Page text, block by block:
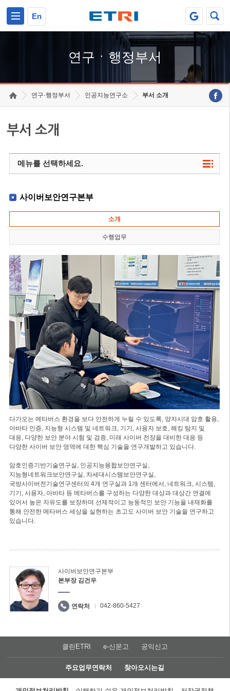
En
연구ㆍ행정부서
연구·행정부서 인공지능연구소 부서 소개
부서 소개
메뉴를 선택하세요.
사이버보안연구본부
소개
수행업무
다가오는 메타버스 환경을 보다 안전하게 누릴 수 있도록, 양자시대 암호 활용,
아바타 인증, 지능형 시스템 및 네트워크, 기기, 사용자 보호, 해킹 탐지 및
대응, 다양한 보안 분야 시험 및 검증, 미래 사이버 전장을 대비한 대응 등
다양한 사이버 보안 영역에 대한 핵심 기술을 연구개발하고 있습니다.
암호인증기반기술연구실, 인공지능융합보안연구실,
지능형네트워크보안연구실, 차세대시스템보안연구실,
국방사이버전기술연구센터의 4개 연구실과 1개 센터에서, 네트워크, 시스템,
기기, 사용자, 아바타 등 메타버스를 구성하는 다양한 대상과 대상간 연결에
있어서 높은 자유도를 보장하며 선제적이고 능동적인 보안 기능을 내재화를
통해 안전한 메타버스 세상을 실현하는 초고도 사이버 보안 기술을 연구하고
있습니다.
사이버보안연구본부
본부장 김건우
연락처 042-860-5427
클린ETRI e-신문고 공익신고
주요업무연락처 찾아오시는길